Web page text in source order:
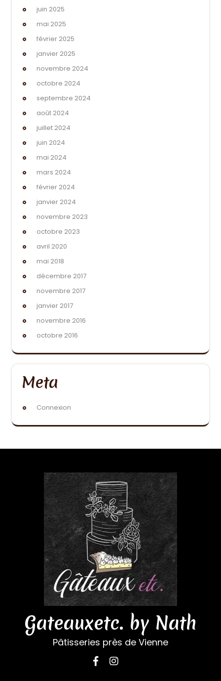
juin 2025
mai 2025
février 2025
janvier 2025
novembre 2024
octobre 2024
septembre 2024
août 2024
juillet 2024
juin 2024
mai 2024
mars 2024
février 2024
janvier 2024
novembre 2023
octobre 2023
avril 2020
mai 2018
décembre 2017
novembre 2017
janvier 2017
novembre 2016
octobre 2016
Meta
Connexion
Gateauxetc. by Nath
Pâtisseries près de Vienne